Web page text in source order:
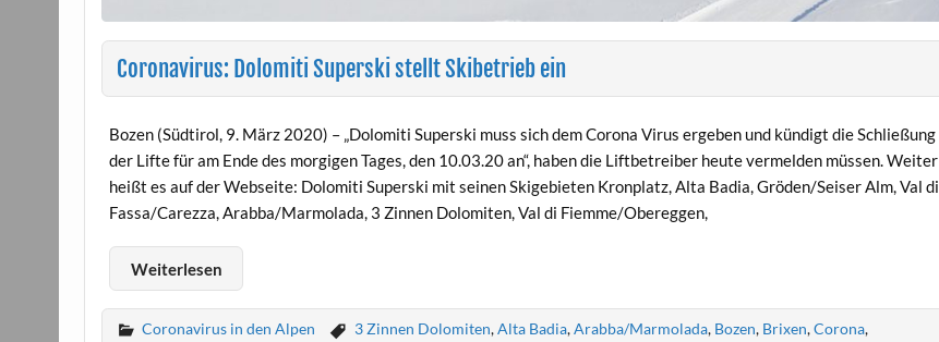
Coronavirus: Dolomiti Superski stellt Skibetrieb ein
Bozen (Südtirol, 9. März 2020) – „Dolomiti Superski muss sich dem Corona Virus ergeben und kündigt die Schließung
der Lifte für am Ende des morgigen Tages, den 10.03.20 an“, haben die Liftbetreiber heute vermelden müssen. Weiter
heißt es auf der Webseite: Dolomiti Superski mit seinen Skigebieten Kronplatz, Alta Badia, Gröden/Seiser Alm, Val di
Fassa/Carezza, Arabba/Marmolada, 3 Zinnen Dolomiten, Val di Fiemme/Obereggen,
Weiterlesen
Coronavirus in den Alpen 3 Zinnen Dolomiten,Alta Badia,Arabba/Marmolada, Bozen, Brixen,Corona,